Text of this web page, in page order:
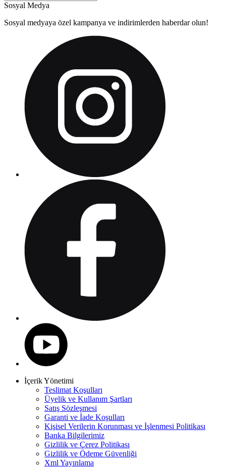
Sosyal Medya
Sosyal medyaya özel kampanya ve indirimlerden haberdar olun!
İçerik Yönetimi
Teslimat Koşulları
Üyelik ve Kullanım Şartları
Satış Sözleşmesi
Garanti ve İade Koşulları
Kişisel Verilerin Korunması ve İşlenmesi Politikası
Banka Bilgilerimiz
Gizlilik ve Çerez Politikası
Gizlilik ve Ödeme Güvenliği
Xml Yayınlama